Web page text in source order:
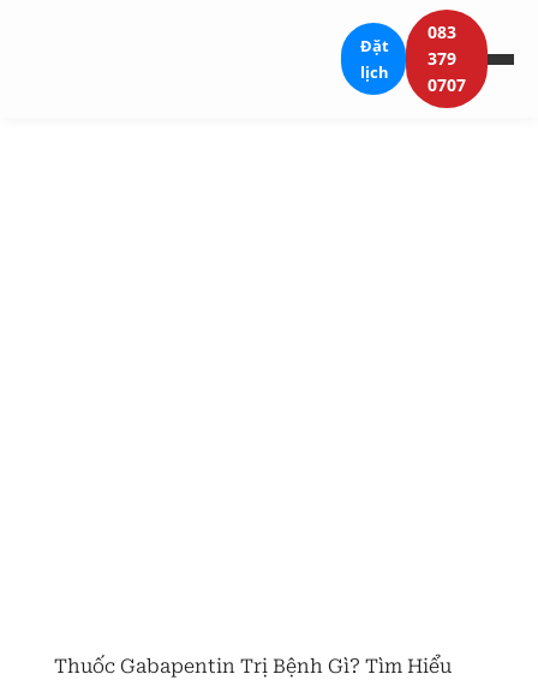
Đặt
lịch
083
379
0707
Thuốc Gabapentin Trị Bệnh Gì? Tìm Hiểu